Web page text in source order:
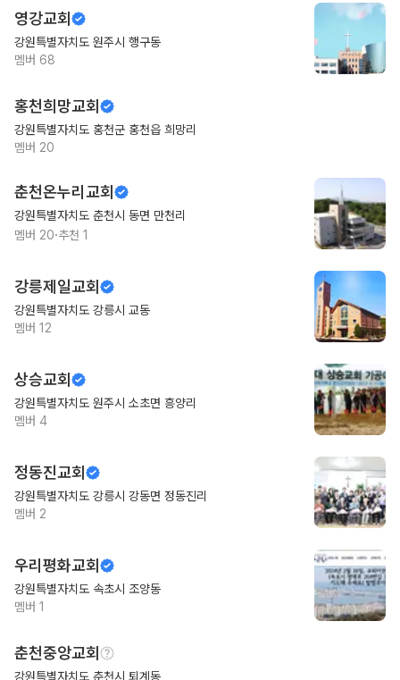
영강교회
강원특별자치도 원주시 행구동
멤버 68
홍천희망교회
강원특별자치도 홍천군 홍천읍 희망리
멤버 20
춘천온누리교회
강원특별자치도 춘천시 동면 만천리
멤버 20·추천 1
강릉제일교회
강원특별자치도 강릉시 교동
멤버 12
상승교회
강원특별자치도 원주시 소초면 흥양리
멤버 4
정동진교회
강원특별자치도 강릉시 강동면 정동진리
멤버 2
우리평화교회
강원특별자치도 속초시 조양동
멤버 1
춘천중앙교회
강원특별자치도 춘천시 퇴계동